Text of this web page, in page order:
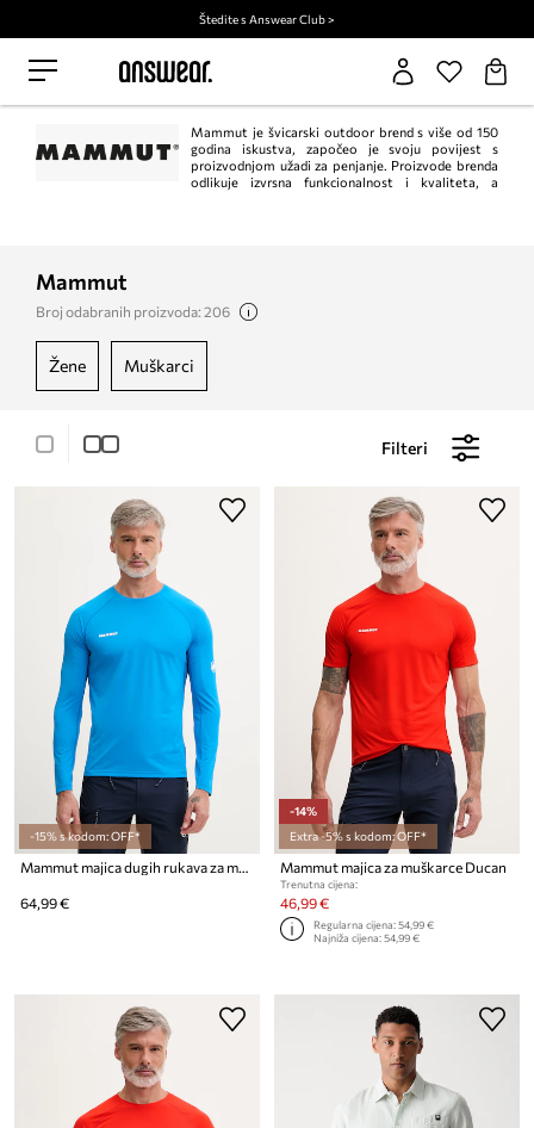
Štedite s Answear Club >
Mammut je švicarski outdoor brend s više od 150
godina iskustva, započeo je svoju povijest s
proizvodnjom užadi za penjanje. Proizvode brenda
odlikuje izvrsna funkcionalnost i kvaliteta, a
Mammut
Broj odabranih proizvoda: 206
žene muškarci
Filteri
-15% s kodom: OFF*
Mammut majica dugih rukava za muškarce Ducan
64,99 €
-14%
Extra -5% s kodom: OFF*
Mammut majica za muškarce Ducan
Trenutna cijena:
46,99 €
Regularna cijena:54,99 €
Najniža cijena:54,99 €